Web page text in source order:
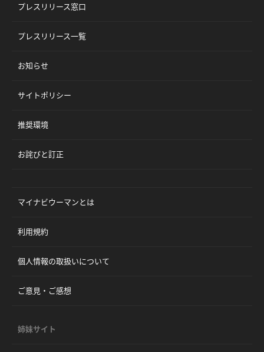
プレスリリース窓口
プレスリリース一覧
お知らせ
サイトポリシー
推奨環境
お詫びと訂正
マイナビウーマンとは
利用規約
個人情報の取扱いについて
ご意見・ご感想
姉妹サイト